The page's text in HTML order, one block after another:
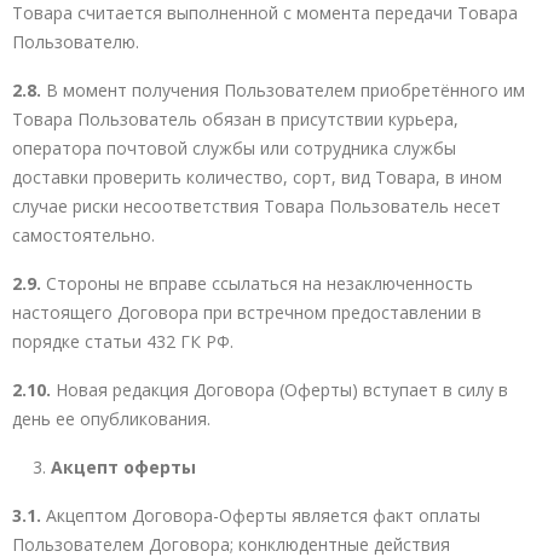
Товара считается выполненной с момента передачи Товара
Пользователю.
2.8. В момент получения Пользователем приобретённого им
Товара Пользователь обязан в присутствии курьера,
оператора почтовой службы или сотрудника службы
доставки проверить количество, сорт, вид Товара, в ином
случае риски несоответствия Товара Пользователь несет
самостоятельно.
2.9. Стороны не вправе ссылаться на незаключенность
настоящего Договора при встречном предоставлении в
порядке статьи 432 ГК РФ.
2.10. Новая редакция Договора (Оферты) вступает в силу в
день ее опубликования.
Акцепт оферты
3.1. Акцептом Договора-Оферты является факт оплаты
Пользователем Договора; конклюдентные действия